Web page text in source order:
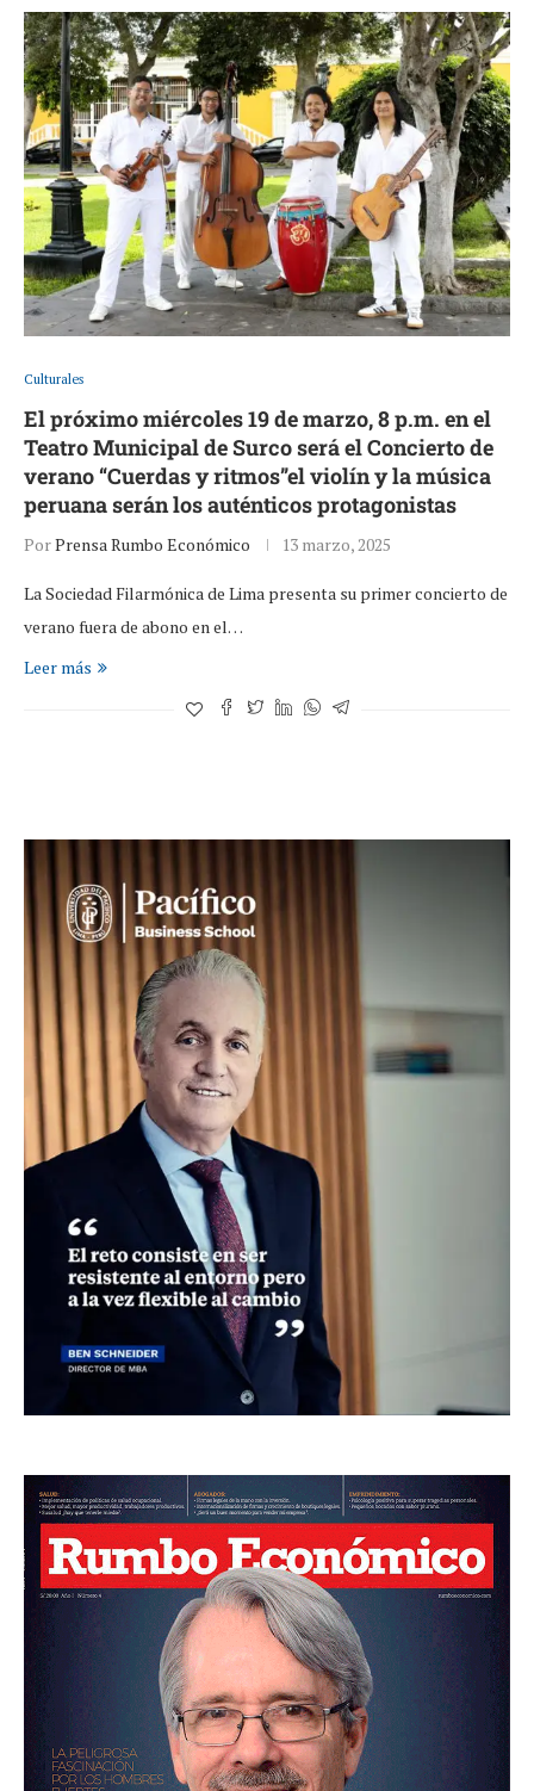
Culturales
El próximo miércoles 19 de marzo, 8 p.m. en el
Teatro Municipal de Surco será el Concierto de
verano “Cuerdas y ritmos”el violín y la música
peruana serán los auténticos protagonistas
PorPrensa Rumbo Económico 13 marzo, 2025
La Sociedad Filarmónica de Lima presenta su primer concierto de
verano fuera de abono en el…
Leer más